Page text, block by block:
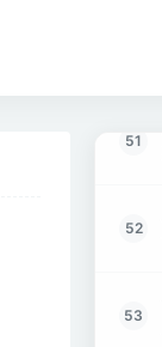
51
52
53